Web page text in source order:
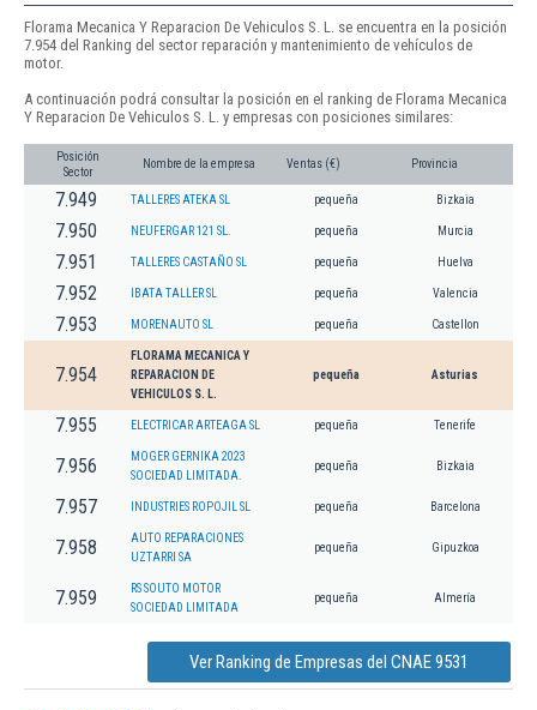
Florama Mecanica Y Reparacion De Vehiculos S. L. se encuentra en la posición
7.954 del Ranking del sector reparación y mantenimiento de vehículos de
motor.
A continuación podrá consultar la posición en el ranking de Florama Mecanica
Y Reparacion De Vehiculos S. L. y empresas con posiciones similares:
Posición
Sector
Nombre de la empresa Ventas (€) Provincia
7.949 TALLERES ATEKA SL pequeña Bizkaia
7.950 NEUFERGAR 121 SL. pequeña Murcia
7.951 TALLERES CASTAÑO SL pequeña Huelva
7.952 IBATA TALLER SL pequeña Valencia
7.953 MORENAUTO SL pequeña Castellon
7.954
FLORAMA MECANICA Y
REPARACION DE
VEHICULOS S. L.
pequeña Asturias
7.955 ELECTRICAR ARTEAGA SL pequeña Tenerife
7.956
MOGER GERNIKA 2023
SOCIEDAD LIMITADA.
pequeña Bizkaia
7.957 INDUSTRIES ROPOJIL SL pequeña Barcelona
7.958
AUTO REPARACIONES
UZTARRI SA
pequeña Gipuzkoa
7.959
RS SOUTO MOTOR
SOCIEDAD LIMITADA
pequeña Almería
Ver Ranking de Empresas del CNAE 9531